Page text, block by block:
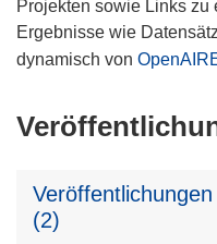
Projekten sowie Links
Ergebnisse wie
dynamisch von
(2)